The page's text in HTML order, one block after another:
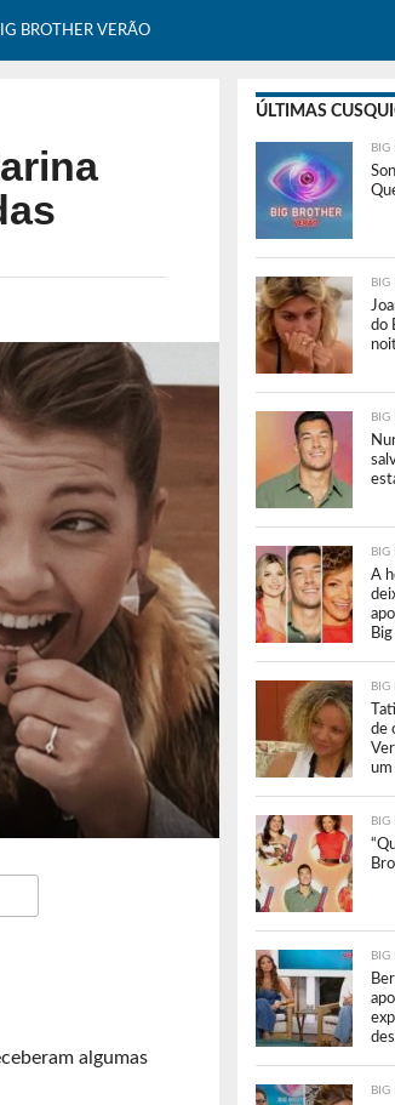
BROTHER VERÃO
algumas
ÚLTIMAS
BIG
BIG
do
BIG
BIG
A
BIG
de
um
BIG
BIG
BIG